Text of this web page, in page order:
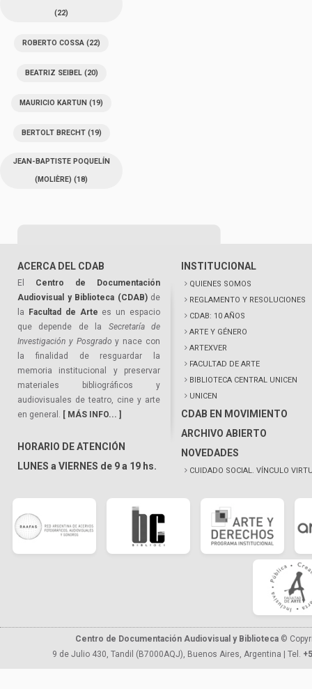
(22)
ROBERTO COSSA (22)
BEATRIZ SEIBEL(20)
MAURICIO KARTUN (19)
BERTOLT BRECHT(19)
JEAN-BAPTISTE POQUELÍN
(MOLIÈRE) (18)
ACERCA DEL CDAB
El Centro de Documentación
Audiovisual y Biblioteca (CDAB)de
la
Facultad de Arte es un espacio
que depende de la Secretaría de
Investigación y Posgrado y nace con
la finalidad de resguardar la
memoria institucional y preservar
materiales bibliográficos y
audiovisuales de teatro, cine y arte
en general. [ MÁS INFO... ]
HORARIO DE ATENCIÓN
LUNES a VIERNES de 9 a 19 hs.
INSTITUCIONAL
QUIENES SOMOS
REGLAMENTO Y RESOLUCIONES
CDAB: 10 AÑOS
ARTE Y GÉNERO
ARTEXVER
FACULTAD DE ARTE
BIBLIOTECA CENTRAL UNICEN
UNICEN
CDAB EN MOVIMIENTO
ARCHIVO ABIERTO
NOVEDADES
CUIDADO SOCIAL. VÍNCULO
Centro de Documentación Audiovisual y Biblioteca ©
9 de Julio 430, Tandil (B7000AQJ), Buenos Aires, Argentina | Tel.